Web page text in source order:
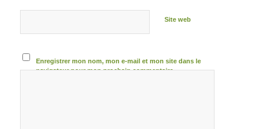
Site web
Enregistrer mon nom, mon e-mail et mon site dans le
navigateur pour mon prochain commentaire.